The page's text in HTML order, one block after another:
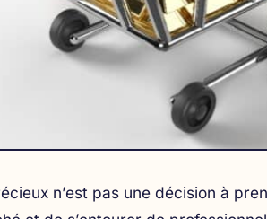
n’est pas une décision à